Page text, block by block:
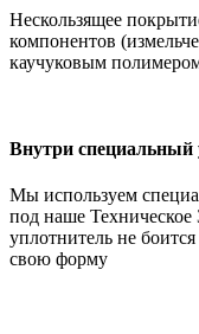
Нескользящее
компонентов
каучуковым
Внутри специальный
Мы используем
под наше
уплотнитель не
свою форму